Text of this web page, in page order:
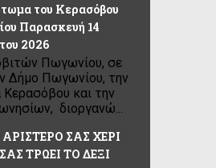
του Κερασόβου
Παρασκευή 14
2026
Πωγωνίου, σε
Δήμο Πωγωνίου, την
Κερασόβου και την
διοργανώ...
ΣΑΣ ΧΕΡΙ
ΤΡΩΕΙ ΤΟ ΔΕΞΙ